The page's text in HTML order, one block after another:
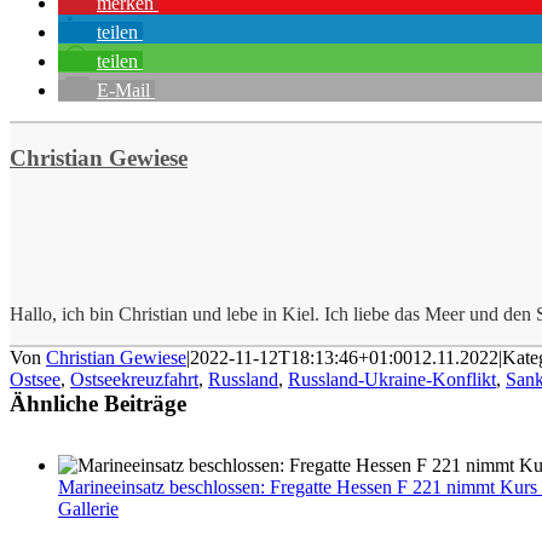
teilen
teilen
E-Mail
Christian Gewiese
Hallo, ich bin Christian und lebe in Kiel. Ich liebe das Meer und den
Von Christian Gewiese|2022-11-12T18:13:46+01:0012.11.2022|
Ostsee, Ostseekreuzfahrt, Russland, Russland-Ukraine-Konflikt,
Ähnliche Beiträge
Marineeinsatz beschlossen: Fregatte Hessen F 221 nimmt
Gallerie